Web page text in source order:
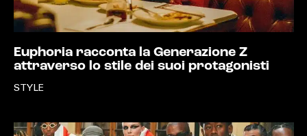
Euphoria racconta la Generazione Z
attraverso lo stile dei suoi protagonisti
STYLE